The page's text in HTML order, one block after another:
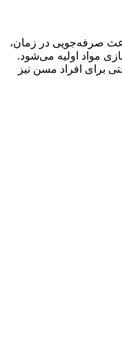
صرفه‌جویی در زمان،
مواد اولیه می‌شود.
برای افراد مسن نیز